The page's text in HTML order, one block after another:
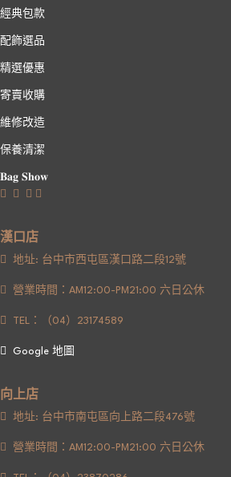
經典包款
配飾選品
精選優惠
寄賣收購
維修改造
保養清潔
𝐁𝐚𝐠 𝐒𝐡𝐨𝐰
漢口店
地址: 台中市西屯區漢口路二段12號
營業時間：AM12:00-PM21:00 六日公休
TEL：（04）23174589
Google 地圖
向上店
地址: 台中市南屯區向上路二段476號
營業時間：AM12:00-PM21:00 六日公休